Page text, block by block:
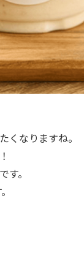
くなりますね。
す。